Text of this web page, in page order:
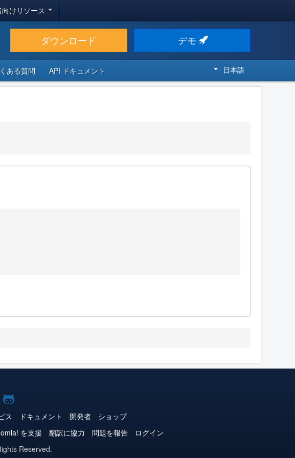
けリソース
ダウンロード デモ
ある質問 API ドキュメント 日本語
Joomla!
GitHub
ス ドキュメント 開発者
ショップ
を支援 翻訳に協力 問題を報告
ログイン
Reserved.